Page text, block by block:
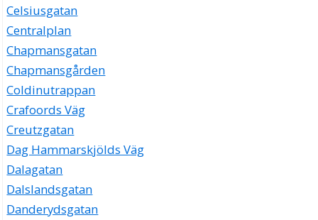
Celsiusgatan
Centralplan
Chapmansgatan
Chapmansgården
Coldinutrappan
Crafoords Väg
Creutzgatan
Dag Hammarskjölds Väg
Dalagatan
Dalslandsgatan
Danderydsgatan